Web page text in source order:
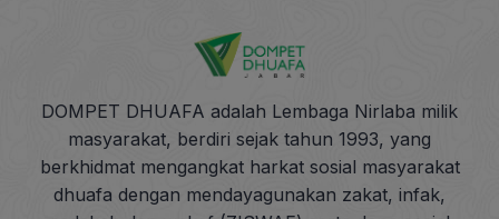
DOMPET DHUAFA adalah Lembaga Nirlaba milik
masyarakat, berdiri sejak tahun 1993, yang
berkhidmat mengangkat harkat sosial masyarakat
dhuafa dengan mendayagunakan zakat, infak,